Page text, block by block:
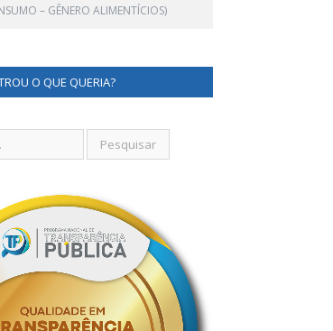
– GÊNERO ALIMENTÍCIOS)
O QUE QUERIA?